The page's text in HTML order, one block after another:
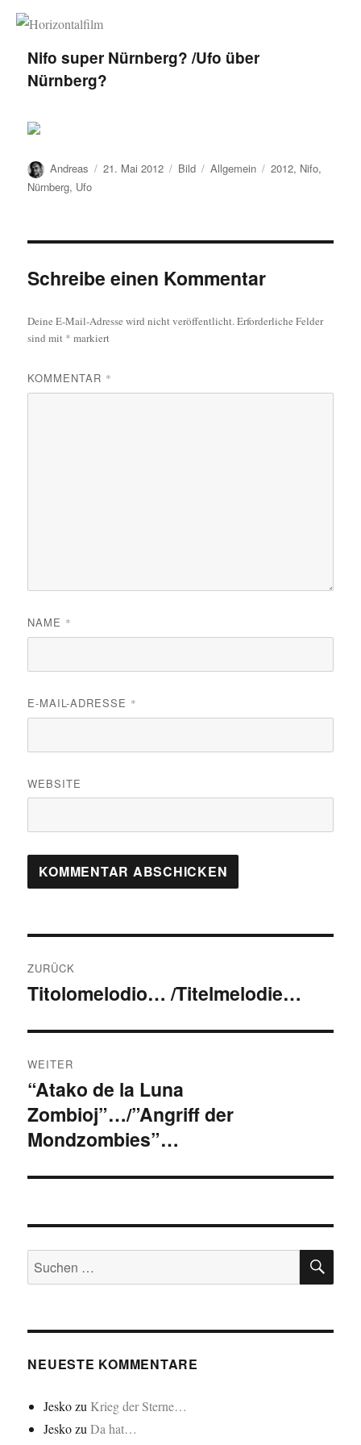
Horizontalfilm
Nifo super Nürnberg? /Ufo über
Nürnberg?
Autor
Andreas
Veröffentlicht
21. Mai 2012 Format
Bild Kategorien
Allgemein Schlagwörter
2012, Nifo,
Nürnberg, Ufo
Schreibe einen Kommentar
Deine E-Mail-Adresse wird nicht veröffentlicht. Erforderliche Felder
sind mit * markiert
KOMMENTAR *
NAME *
E-MAIL-ADRESSE *
WEBSITE
ZURÜCK
Vorheriger
Titolomelodio… /Titelmelodie…
WEITER
Nächster
Beitrag:
“Atako de la Luna
Zombioj”…/”Angriff der
Mondzombies”…
Suchen
nach:
NEUESTE KOMMENTARE
Jeskozu Krieg der Sterne…
JeskozuDa hat…